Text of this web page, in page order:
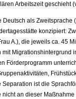
Arbeitszeit geschieht
Deutsch als Zweitsprache
konzipiert:
A.), die jeweils ca. 45
mit Migrationshintergrund
Förderprogramm
ist die
nicht an dieser